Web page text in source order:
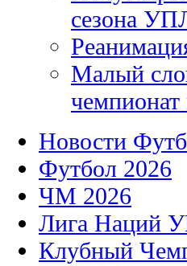
сезона
Малый
чемпионат
Новости
Футбол 2026
ЧМ 2026
Лига Наций
Клубный